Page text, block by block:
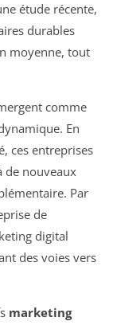
étude récente,
durables
moyenne, tout
comme
En
ces entreprises
de nouveaux
Par
de
digital
des voies vers
marketing